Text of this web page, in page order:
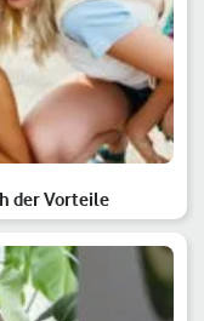
der Vorteile